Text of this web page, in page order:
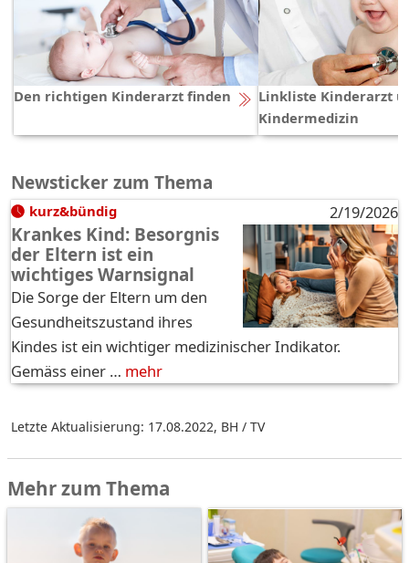
Den richtigen Kinderarzt finden
Linkliste Kinderarzt
Kindermedizin
Newsticker zum Thema
kurz&bündig 2/19/2026
Krankes Kind: Besorgnis
der Eltern ist ein
wichtiges Warnsignal
Die Sorge der Eltern um den
Gesundheitszustand ihres
Kindes ist ein wichtiger medizinischer Indikator.
Gemäss einer … mehr
Letzte Aktualisierung: 17.08.2022, BH / TV
Mehr zum Thema